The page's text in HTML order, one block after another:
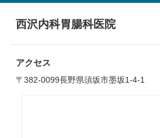
西沢内科胃腸科医院
アクセス
〒382-0099長野県須坂市墨坂1-4-1